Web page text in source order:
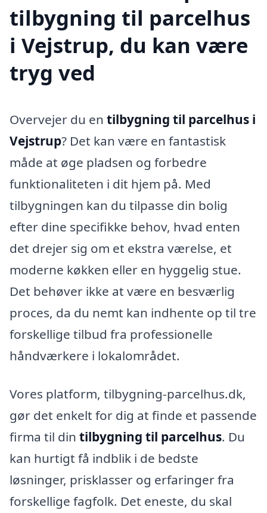
tilbygning til parcelhus
i Vejstrup, du kan være
tryg ved
Overvejer du en tilbygning til parcelhus i
Vejstrup? Det kan være en fantastisk
måde at øge pladsen og forbedre
funktionaliteten i dit hjem på. Med
tilbygningen kan du tilpasse din bolig
efter dine specifikke behov, hvad enten
det drejer sig om et ekstra værelse, et
moderne køkken eller en hyggelig stue.
Det behøver ikke at være en besværlig
proces, da du nemt kan indhente op til tre
forskellige tilbud fra professionelle
håndværkere i lokalområdet.
Vores platform, tilbygning-parcelhus.dk,
gør det enkelt for dig at finde et passende
firma til din tilbygning til parcelhus. Du
kan hurtigt få indblik i de bedste
løsninger, prisklasser og erfaringer fra
forskellige fagfolk. Det eneste, du skal